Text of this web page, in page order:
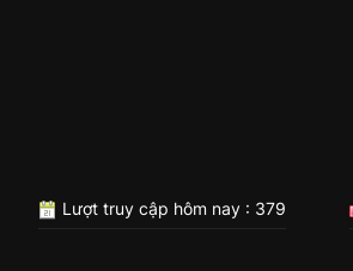
Lượt truy cập hôm nay : 379